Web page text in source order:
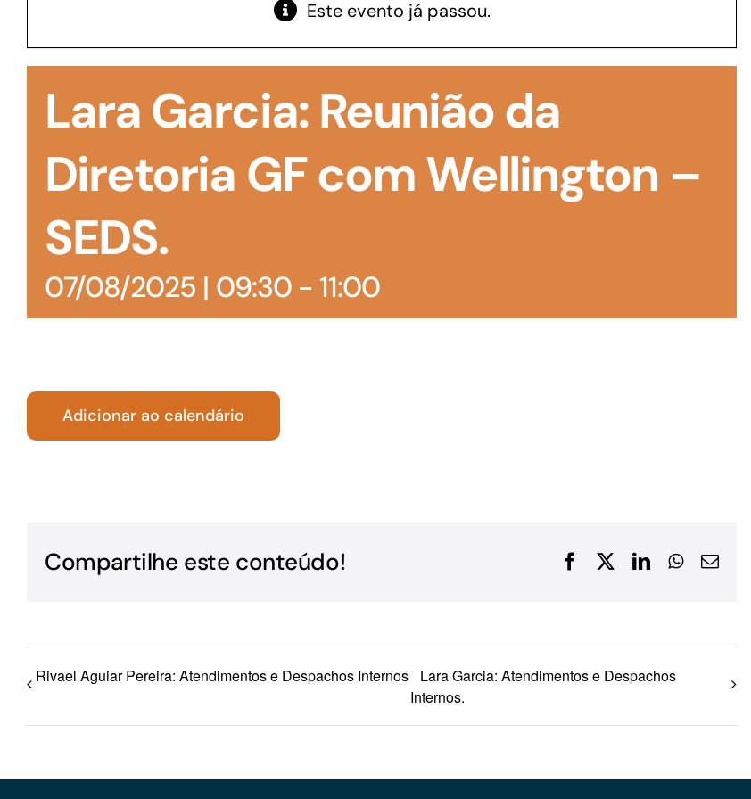
manutenção de estoques e despesas operacionais
realizar obras, dentre outros serviços
Para os negócios voltados aos serviços do setor de
turismo
Este evento já passou.
Lara Garcia: Reunião da
Diretoria GF com Wellington –
SEDS.
07/08/2025 | 09:30- 11:00
Adicionar ao calendário
Compartilhe este conteúdo! FacebookLinkedInWhatsApp
E-
Rivael Aguiar Pereira: Atendimentos e Despachos Internos
Lara Garcia: Atendimentos e Despachos
Internos.